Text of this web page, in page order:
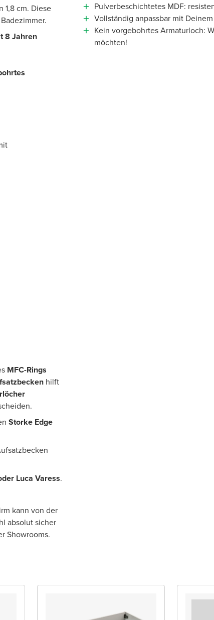
1,8 cm. Diese
8 Jahren
MFC-Rings
hilft
Storke Edge
Luca Varess.
kann von der
absolut sicher
Showrooms.
Pulverbeschichtetes MDF:
Vollständig anpassbar mit
Kein vorgebohrtes Armaturloch:
möchten!